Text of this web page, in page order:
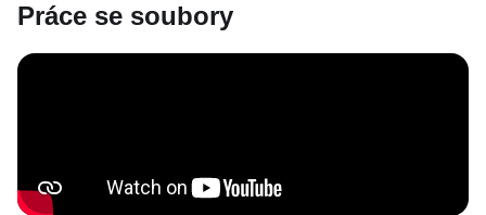
Práce se soubory